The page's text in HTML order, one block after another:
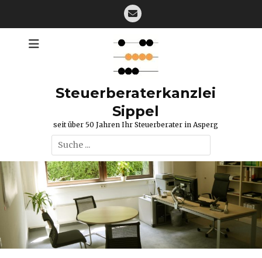
E-
Mail
Steuerberaterkanzlei
Sippel
seit über 50 Jahren Ihr Steuerberater in Asperg
Suchen
nach: